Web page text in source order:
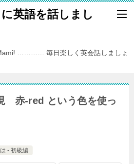
英語を話しまし
………… 毎日楽しく英会話しましょ
赤-red という色を使っ
- 初級編